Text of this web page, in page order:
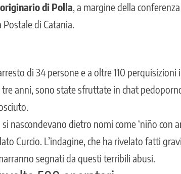
di Polla, a margine della
Postale di Catania.
di 34 persone e a oltre 110
anni, sono state sfruttate in chat
nascondevano dietro nomi come ‘niño con
Curcio. L’indagine, che ha rivelato fatti
segnati da questi terribili abusi.